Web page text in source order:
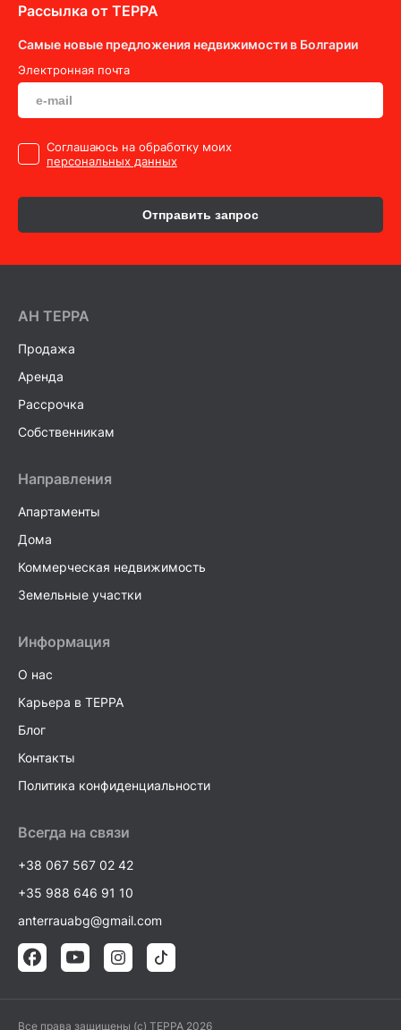
Рассылка от ТEPPA
Самые новые предложения недвижимости в Болгарии
Электронная почта
Cоглашаюсь на обработку моих
персональных данных
Отправить запрос
AH ТEPPA
Продажа
Аренда
Рассрочка
Собственникам
Направления
Апартаменты
Дома
Коммерческая недвижимость
Земельные участки
Информация
О нас
Карьера в TEPPA
Блог
Контакты
Политика конфиденциальности
Всегда на связи
+38 067 567 02 42
+35 988 646 91 10
anterrauabg@gmail.com
Все права защищены (c) TEPPA 2026